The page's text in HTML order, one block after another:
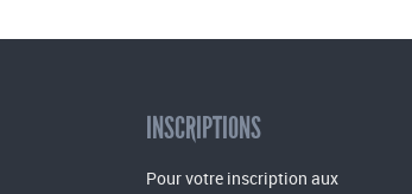
INSCRIPTIONS
Pour votre inscription aux